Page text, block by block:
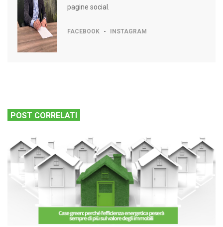
pagine social.
FACEBOOK - INSTAGRAM
POST CORRELATI